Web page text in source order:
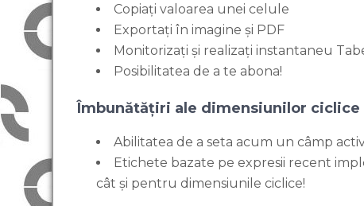
Copiați valoarea unei celule
Exportați în imagine și PDF
Monitorizați și realizați instantaneu
Posibilitatea de a te abona!
Îmbunătățiri ale dimensiunilor
Abilitatea de a seta acum un câmp
Etichete bazate pe expresii recent
cât și pentru dimensiunile ciclice!